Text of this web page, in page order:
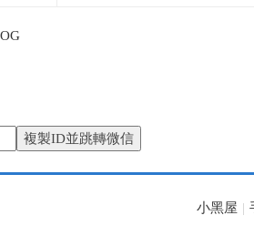
複製ID並跳轉微信
小黑屋 |